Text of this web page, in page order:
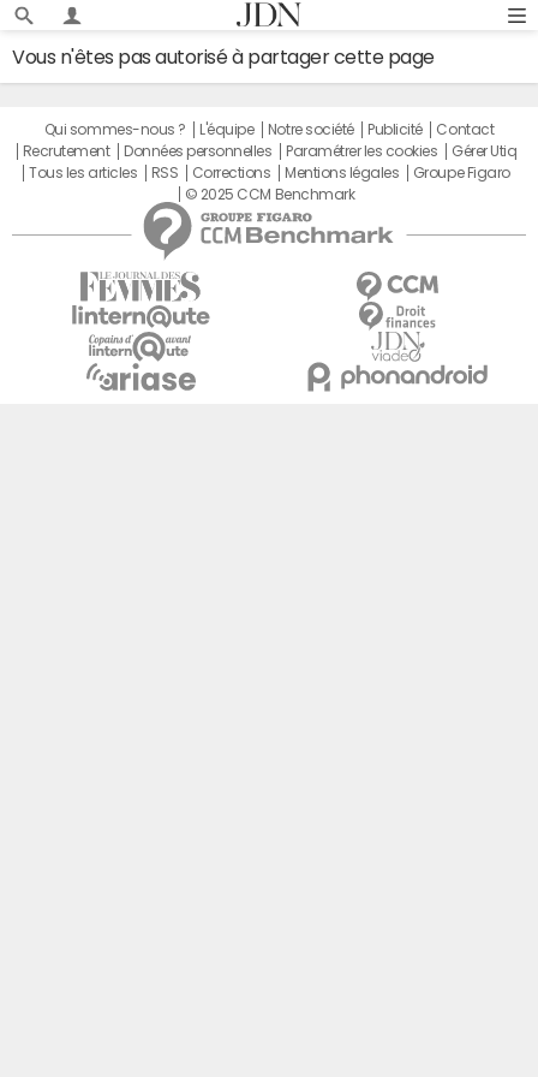
Vous n'êtes pas autorisé à partager cette page
Qui sommes-nous ? L'équipe Notre société Publicité
Contact
Recrutement
Données personnelles Paramétrer les cookies
Gérer Utiq
Tous les articles
RSS Corrections Mentions légales
Groupe Figaro
© 2025 CCM Benchmark